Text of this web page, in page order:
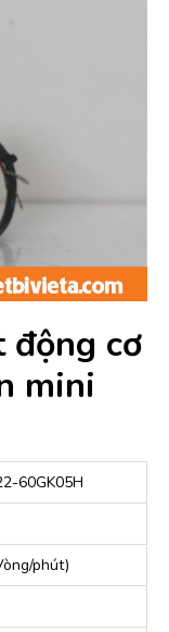
cơ
mini
60GK05H
phút)